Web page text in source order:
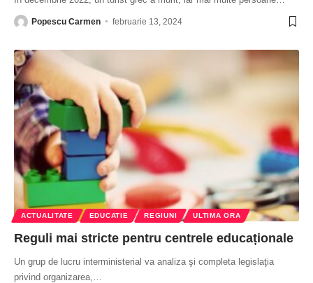
Popescu Carmen februarie 13, 2024
ACTUALITATE EDUCATIE REGIUNI ULTIMA ORA
Reguli mai stricte pentru centrele educaționale
Un grup de lucru interministerial va analiza şi completa legislaţia
privind organizarea,